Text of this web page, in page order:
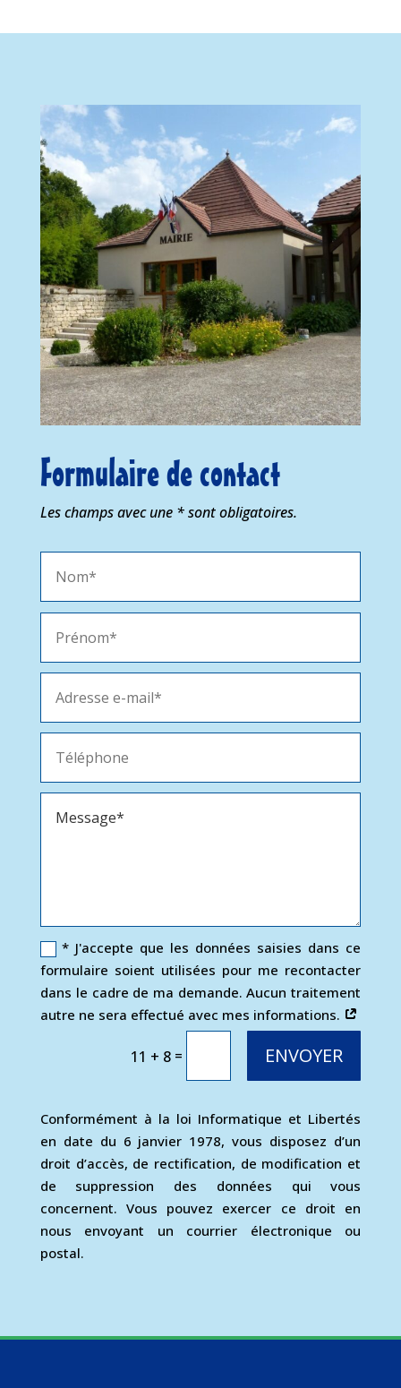
Formulaire de contact
Les champs avec une * sont obligatoires.
* J'accepte que les données saisies dans ce
formulaire soient utilisées pour me recontacter
dans le cadre de ma demande. Aucun traitement
autre ne sera effectué avec mes informations.
11 + 8 = ENVOYER
Conformément à la loi Informatique et Libertés
en date du 6 janvier 1978, vous disposez d’un
droit d’accès, de rectification, de modification et
de suppression des données qui vous
concernent. Vous pouvez exercer ce droit en
nous envoyant un courrier électronique ou
postal.